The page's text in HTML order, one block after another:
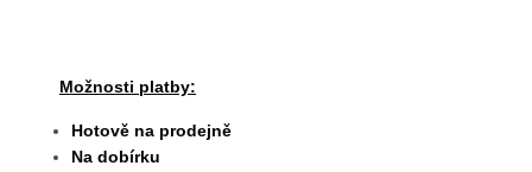
Možnosti platby:
Hotově na prodejně
Na dobírku